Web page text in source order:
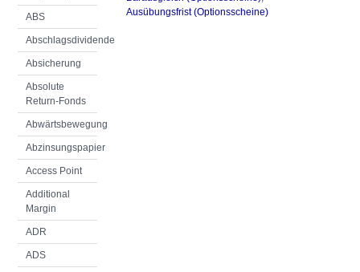
ABS
Abschlagsdividende
Absicherung
Absolute
Return-Fonds
Abwärtsbewegung
Abzinsungspapier
Access Point
Additional
Margin
ADR
ADS
Ausübungsfrist (Optionsscheine)